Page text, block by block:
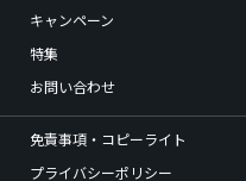
キャンペーン
特集
お問い合わせ
免責事項・コピーライト
プライバシーポリシー